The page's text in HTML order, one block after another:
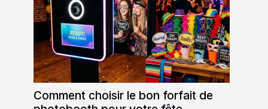
Comment choisir le bon forfait de